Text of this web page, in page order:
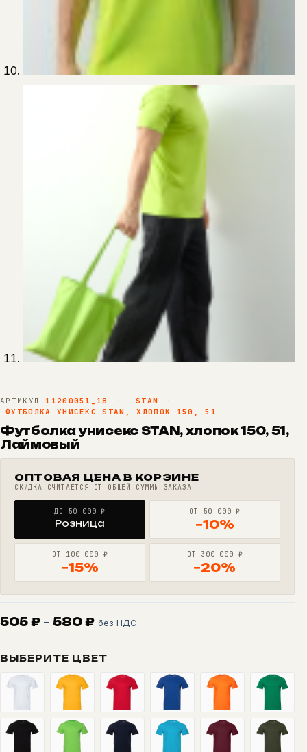
АРТИКУЛ 11200051_18 · STAN
·
ФУТБОЛКА УНИСЕКС STAN, ХЛОПОК 150, 51
Футболка унисекс STAN, хлопок 150, 51,
Лаймовый
ОПТОВАЯ ЦЕНА В КОРЗИНЕ
СКИДКА СЧИТАЕТСЯ ОТ ОБЩЕЙ СУММЫ ЗАКАЗА
ДО 50 000 ₽
Розница
ОТ 50 000 ₽
−10%
ОТ 100 000 ₽
−15%
ОТ 300 000 ₽
−20%
505 ₽ – 580 ₽Диапазон
–
580 ₽
без НДС
ВЫБЕРИТЕ ЦВЕТ